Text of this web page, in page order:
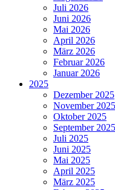
Juli 2026
Juni 2026
Mai 2026
April 2026
März 2026
Februar 2026
Januar 2026
2025
Dezember 2025
November 2025
Oktober 2025
September 2025
Juli 2025
Juni 2025
Mai 2025
April 2025
März 2025